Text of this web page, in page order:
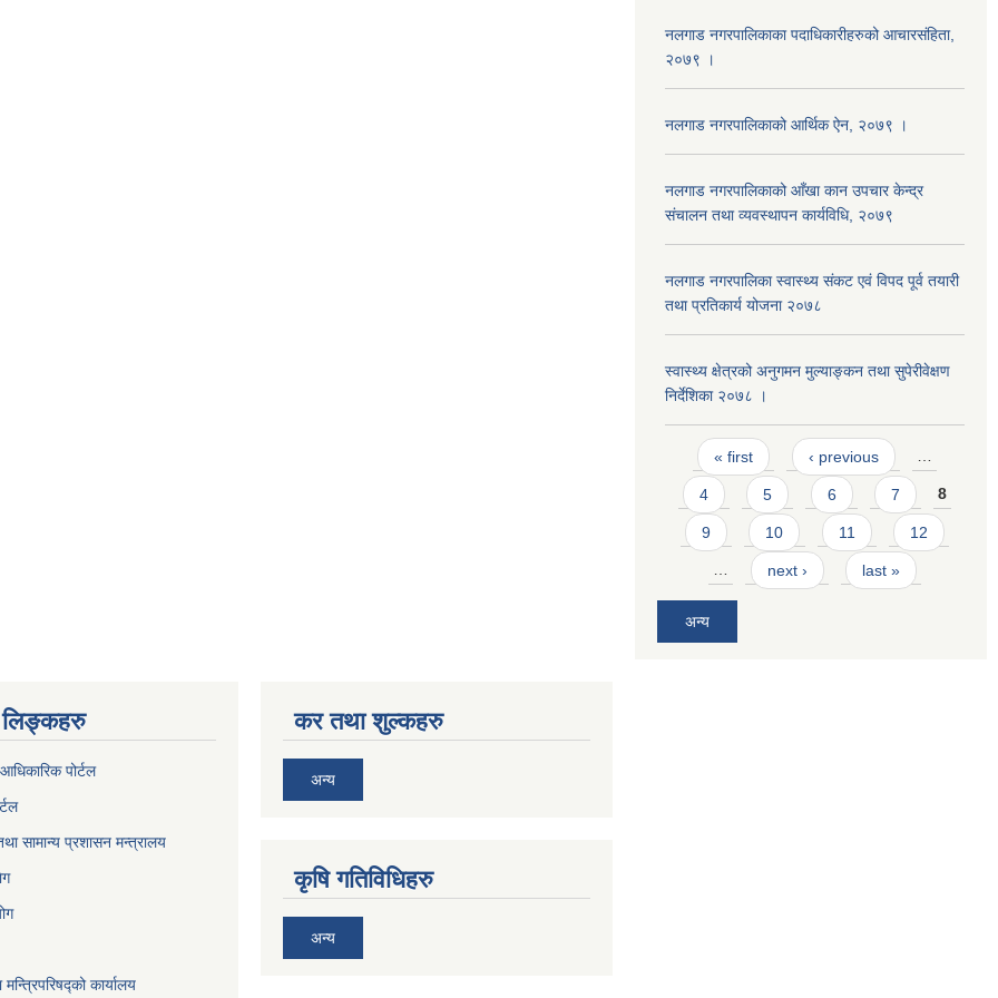
नलगाड नगरपालिकाका पदाधिकारीहरुको आचारसंहिता,
२०७९ ।
नलगाड नगरपालिकाको आर्थिक ऐन, २०७९ ।
नलगाड नगरपालिकाको आँखा कान उपचार केन्द्र
संचालन तथा व्यवस्थापन कार्यविधि, २०७९
नलगाड नगरपालिका स्वास्थ्य संकट एवं विपद पूर्व तयारी
तथा प्रतिकार्य योजना २०७८
स्वास्थ्य क्षेत्रको अनुगमन मुल्याङ्कन तथा सुपेरीवेक्षण
निर्देशिका २०७८ ।
Pages
« first ‹ previous …
4 5 6 7 8
9 10 11 12
… next › last »
अन्य
पोर्टल
सामान्य प्रशासन मन्त्रालय
कार्यालय
कर तथा शुल्कहरु
अन्य
कृषि गतिविधिहरु
अन्य